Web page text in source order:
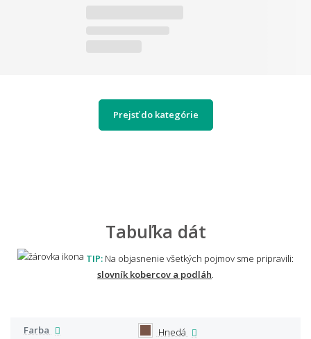
Prejsť do kategórie
Tabuľka dát
TIP: Na objasnenie všetkých pojmov sme pripravili:
slovník kobercov a podláh
Farba
Hnedá